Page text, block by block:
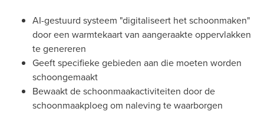
AI-gestuurd systeem "digitaliseert het schoonmaken"
door een warmtekaart van aangeraakte oppervlakken
te genereren
Geeft specifieke gebieden aan die moeten worden
schoongemaakt
Bewaakt de schoonmaakactiviteiten door de
schoonmaakploeg om naleving te waarborgen